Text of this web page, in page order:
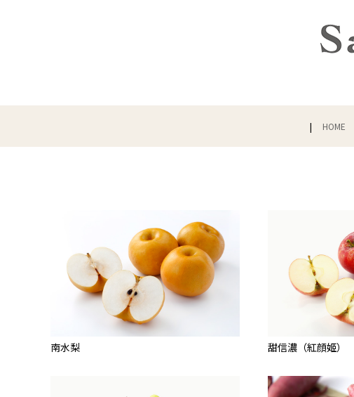
HOME
南水梨 甜信濃（紅顔姬）